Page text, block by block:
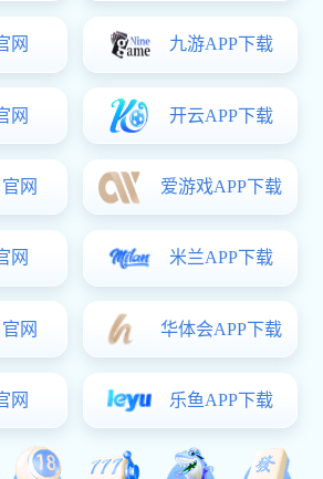
常熟 苏州
南京
随州
咸宁 鄂州
黄冈
荆门 襄阳 十堰
武汉
商丘 三门峡
漯河
焦作 鹤壁
瓦房店 葫芦岛 锦州
盘锦
阜新 鞍山
大连
梅河口 白山
四平 白城
吉林
绥化 鸡西
七台河
佳木斯 鹤岗
黑河
大庆 哈尔滨